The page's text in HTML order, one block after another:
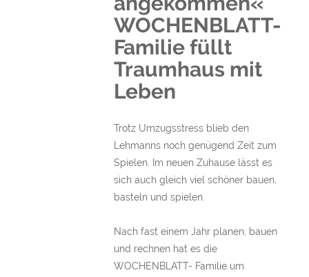
WOCHENBLATT-
Familie füllt
Traumhaus mit
Leben
Trotz Umzugsstress blieb den
Lehmanns noch genügend Zeit zum
Spielen. Im neuen Zuhause lässt es
sich auch gleich viel schöner bauen,
basteln und spielen.
Nach fast einem Jahr planen, bauen
und rechnen hat es die
WOCHENBLATT- Familie um